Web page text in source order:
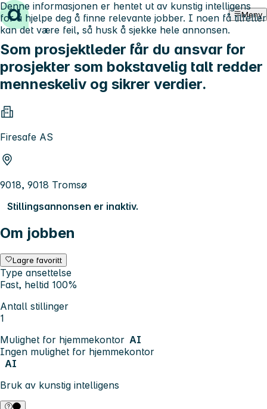
Hopp til innhold Meny
Som prosjektleder får du ansvar for
prosjekter som bokstavelig talt redder
menneskeliv og sikrer verdier.
Firesafe AS
9018, 9018 Tromsø
Stillingsannonsen er inaktiv.
Om jobben
Lagre favoritt
Type ansettelse
Fast, heltid 100%
Antall stillinger
1
Mulighet for hjemmekontor AI
Ingen mulighet for hjemmekontor
AI
Bruk av kunstig intelligens
Denne informasjonen er hentet ut av kunstig intelligens
for å hjelpe deg å finne relevante jobber. I noen få tilfeller
kan det være feil, så husk å sjekke hele annonsen.